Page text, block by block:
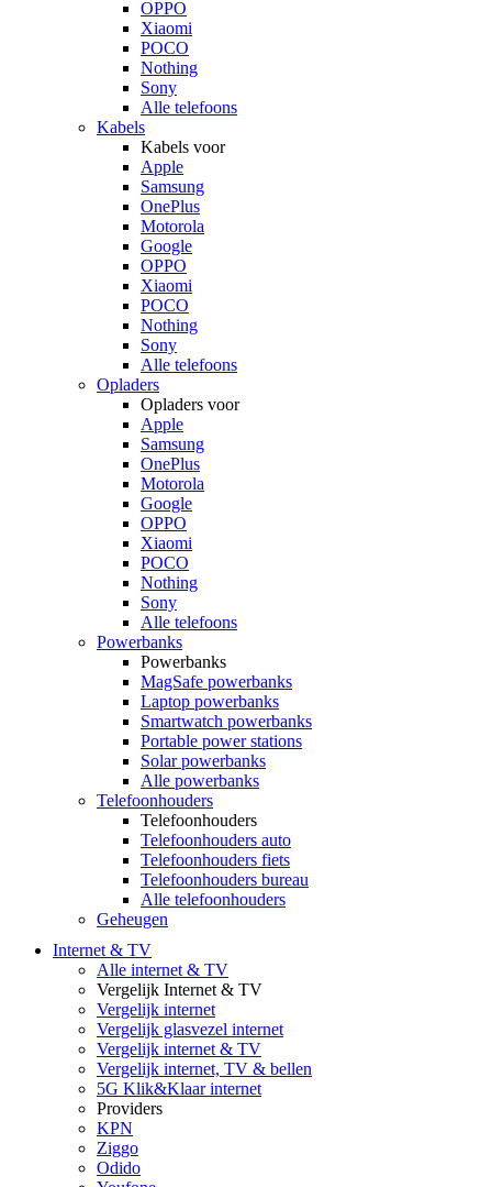
OPPO
Xiaomi
POCO
Nothing
Sony
Alle telefoons
Kabels
Kabels voor
Apple
Samsung
OnePlus
Motorola
Google
OPPO
Xiaomi
POCO
Nothing
Sony
Alle telefoons
Opladers
Opladers voor
Apple
Samsung
OnePlus
Motorola
Google
OPPO
Xiaomi
POCO
Nothing
Sony
Alle telefoons
Powerbanks
Powerbanks
MagSafe powerbanks
Laptop powerbanks
Smartwatch powerbanks
Portable power stations
Solar powerbanks
Alle powerbanks
Telefoonhouders
Telefoonhouders
Telefoonhouders auto
Telefoonhouders fiets
Telefoonhouders bureau
Alle telefoonhouders
Geheugen
Internet & TV
Alle internet & TV
Vergelijk Internet & TV
Vergelijk internet
Vergelijk glasvezel internet
Vergelijk internet & TV
Vergelijk internet, TV & bellen
5G Klik&Klaar internet
Providers
KPN
Ziggo
Odido